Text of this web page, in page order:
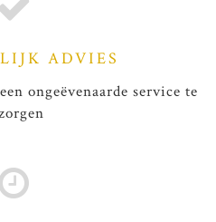
ADVIES
ongeëvenaarde service te